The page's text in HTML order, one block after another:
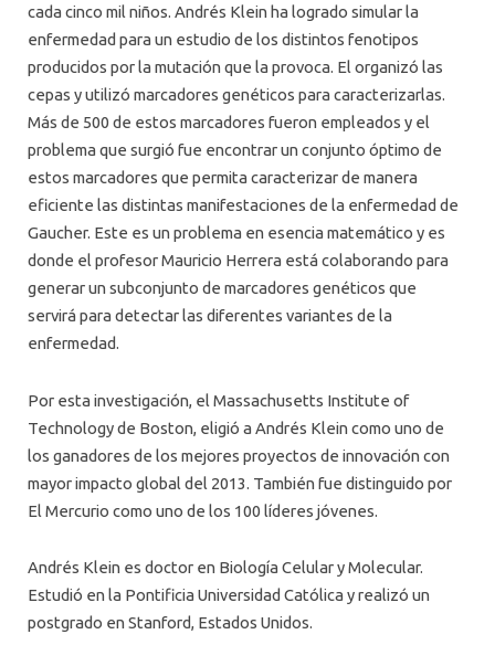
cada cinco mil niños. Andrés Klein ha logrado simular la
enfermedad para un estudio de los distintos fenotipos
producidos por la mutación que la provoca. El organizó las
cepas y utilizó marcadores genéticos para caracterizarlas.
Más de 500 de estos marcadores fueron empleados y el
problema que surgió fue encontrar un conjunto óptimo de
estos marcadores que permita caracterizar de manera
eficiente las distintas manifestaciones de la enfermedad de
Gaucher. Este es un problema en esencia matemático y es
donde el profesor Mauricio Herrera está colaborando para
generar un subconjunto de marcadores genéticos que
servirá para detectar las diferentes variantes de la
enfermedad.
Por esta investigación, el Massachusetts Institute of
Technology de Boston, eligió a Andrés Klein como uno de
los ganadores de los mejores proyectos de innovación con
mayor impacto global del 2013. También fue distinguido por
El Mercurio como uno de los 100 líderes jóvenes.
Andrés Klein es doctor en Biología Celular y Molecular.
Estudió en la Pontificia Universidad Católica y realizó un
postgrado en Stanford, Estados Unidos.